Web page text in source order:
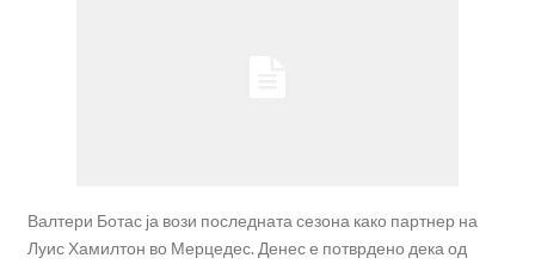
Валтери Ботас ја вози последната сезона како партнер на
Луис Хамилтон во Мерцедес. Денес е потврдено дека од